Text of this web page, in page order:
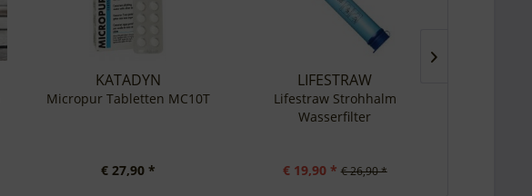
KATADYN
Micropur Tabletten MC10T
€ 27,90 *
LIFESTRAW
Lifestraw Strohhalm
Wasserfilter
€ 19,90 * € 26,90 *